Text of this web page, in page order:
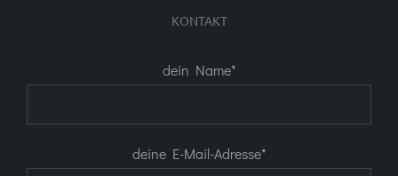
7.000Kč
KONTAKT
dein Name*
deine E-Mail-Adresse*